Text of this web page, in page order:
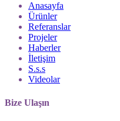
Anasayfa
Ürünler
Referanslar
Projeler
Haberler
İletişim
S.s.s
Videolar
Bize Ulaşın